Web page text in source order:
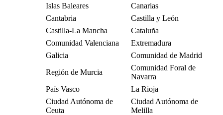
Islas Baleares
Canarias
Cantabria
Castilla y León
Castilla-La Mancha
Cataluña
Comunidad Valenciana
Extremadura
Galicia
Comunidad de Madrid
Región de Murcia
Comunidad Foral de
Navarra
País Vasco
La Rioja
Ciudad Autónoma de
Ceuta
Ciudad Autónoma de
Melilla